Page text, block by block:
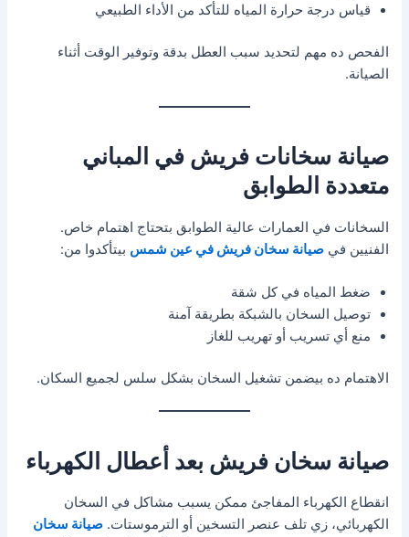
قياس درجة حرارة المياه للتأكد من الأداء الطبيعي
الفحص ده مهم لتحديد سبب العطل بدقة وتوفير الوقت أثناء
الصيانة.
صيانة سخانات فريش في المباني
متعددة الطوابق
السخانات في العمارات عالية الطوابق بتحتاج اهتمام خاص.
الفنيين فيصيانة سخان فريش في عين شمس بيتأكدوا من:
ضغط المياه في كل شقة
توصيل السخان بالشبكة بطريقة آمنة
منع أي تسريب أو تهريب للغاز
الاهتمام ده بيضمن تشغيل السخان بشكل سلس لجميع السكان.
صيانة سخان فريش بعد أعطال الكهرباء
انقطاع الكهرباء المفاجئ ممكن يسبب مشاكل في السخان
الكهربائي، زي تلف عنصر التسخين أو الترموستات.صيانة سخان